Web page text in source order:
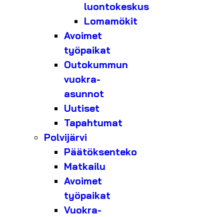
luontokeskus
Lomamökit
Avoimet
työpaikat
Outokummun
vuokra-
asunnot
Uutiset
Tapahtumat
Polvijärvi
Päätöksenteko
Matkailu
Avoimet
työpaikat
Vuokra-